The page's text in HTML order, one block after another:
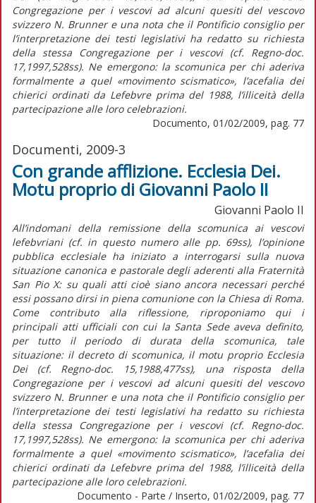
Congregazione per i vescovi ad alcuni quesiti del vescovo
svizzero N. Brunner e una nota che il Pontificio consiglio per
l’interpretazione dei testi legislativi ha redatto su richiesta
della stessa Congregazione per i vescovi (cf. Regno-doc.
17,1997,528ss). Ne emergono: la scomunica per chi aderiva
formalmente a quel «movimento scismatico», l’acefalia dei
chierici ordinati da Lefebvre prima del 1988, l’illiceità della
partecipazione alle loro celebrazioni.
Documento, 01/02/2009, pag. 77
Documenti, 2009-3
Con grande afflizione. Ecclesia Dei.
Motu proprio di Giovanni Paolo II
Giovanni Paolo II
All’indomani della remissione della scomunica ai vescovi
lefebvriani (cf. in questo numero alle pp. 69ss), l’opinione
pubblica ecclesiale ha iniziato a interrogarsi sulla nuova
situazione canonica e pastorale degli aderenti alla Fraternità
San Pio X: su quali atti cioè siano ancora necessari perché
essi possano dirsi in piena comunione con la Chiesa di Roma.
Come contributo alla riflessione, riproponiamo qui i
principali atti ufficiali con cui la Santa Sede aveva definito,
per tutto il periodo di durata della scomunica, tale
situazione: il decreto di scomunica, il motu proprio Ecclesia
Dei (cf. Regno-doc. 15,1988,477ss), una risposta della
Congregazione per i vescovi ad alcuni quesiti del vescovo
svizzero N. Brunner e una nota che il Pontificio consiglio per
l’interpretazione dei testi legislativi ha redatto su richiesta
della stessa Congregazione per i vescovi (cf. Regno-doc.
17,1997,528ss). Ne emergono: la scomunica per chi aderiva
formalmente a quel «movimento scismatico», l’acefalia dei
chierici ordinati da Lefebvre prima del 1988, l’illiceità della
partecipazione alle loro celebrazioni.
Documento - Parte / Inserto, 01/02/2009, pag. 77